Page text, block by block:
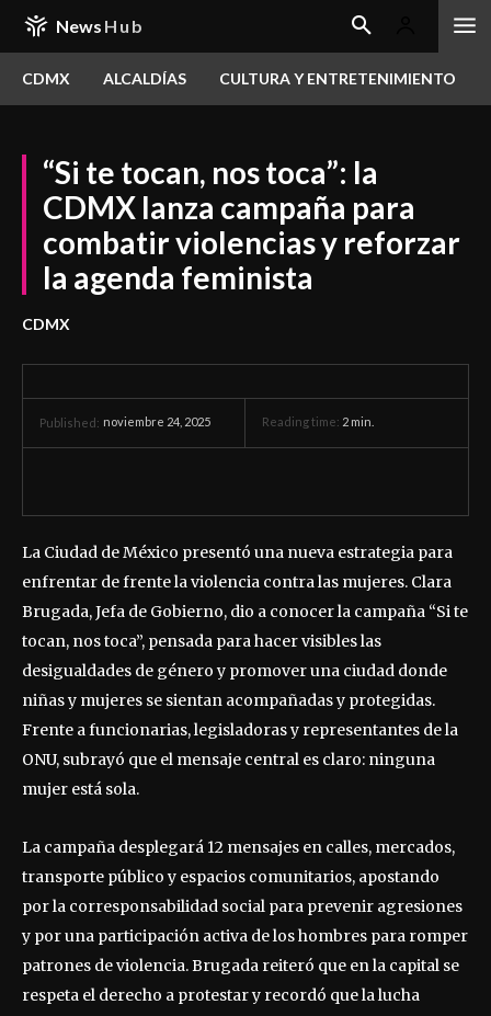
News Hub
CDMX ALCALDÍAS CULTURA Y ENTRETENIMIENTO
“Si te tocan, nos toca”: la
CDMX lanza campaña para
combatir violencias y reforzar
la agenda feminista
CDMX
Published: noviembre 24, 2025 Reading time: 2 min.
La Ciudad de México presentó una nueva estrategia para
enfrentar de frente la violencia contra las mujeres. Clara
Brugada, Jefa de Gobierno, dio a conocer la campaña “Si te
tocan, nos toca”, pensada para hacer visibles las
desigualdades de género y promover una ciudad donde
niñas y mujeres se sientan acompañadas y protegidas.
Frente a funcionarias, legisladoras y representantes de la
ONU, subrayó que el mensaje central es claro: ninguna
mujer está sola.
La campaña desplegará 12 mensajes en calles, mercados,
transporte público y espacios comunitarios, apostando
por la corresponsabilidad social para prevenir agresiones
y por una participación activa de los hombres para romper
patrones de violencia. Brugada reiteró que en la capital se
respeta el derecho a protestar y recordó que la lucha